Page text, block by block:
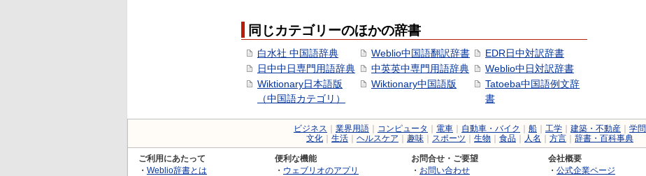
同じカテゴリーのほかの辞書
白水社 中国語辞典
日中中日専門用語辞典
Wiktionary日本語版
（中国語カテゴリ）
Weblio中国語翻訳辞書
中英英中専門用語辞典
Wiktionary中国語版
EDR日中対訳辞書
Weblio中日対訳辞書
Tatoeba中国語例文辞
書
ビジネス 業界用語 コンピュータ 電車 自動車・バイク 船 工学 建築・不動産
学問
文化
生活 ヘルスケア 趣味 スポーツ 生物 食品 人名 方言 辞書・百科事典
ご利用にあたって
・ Weblio辞書とは
便利な機能
・ ウェブリオのアプリ
お問合せ・ご要望
・ お問い合わせ
会社概要
・ 公式企業ページ